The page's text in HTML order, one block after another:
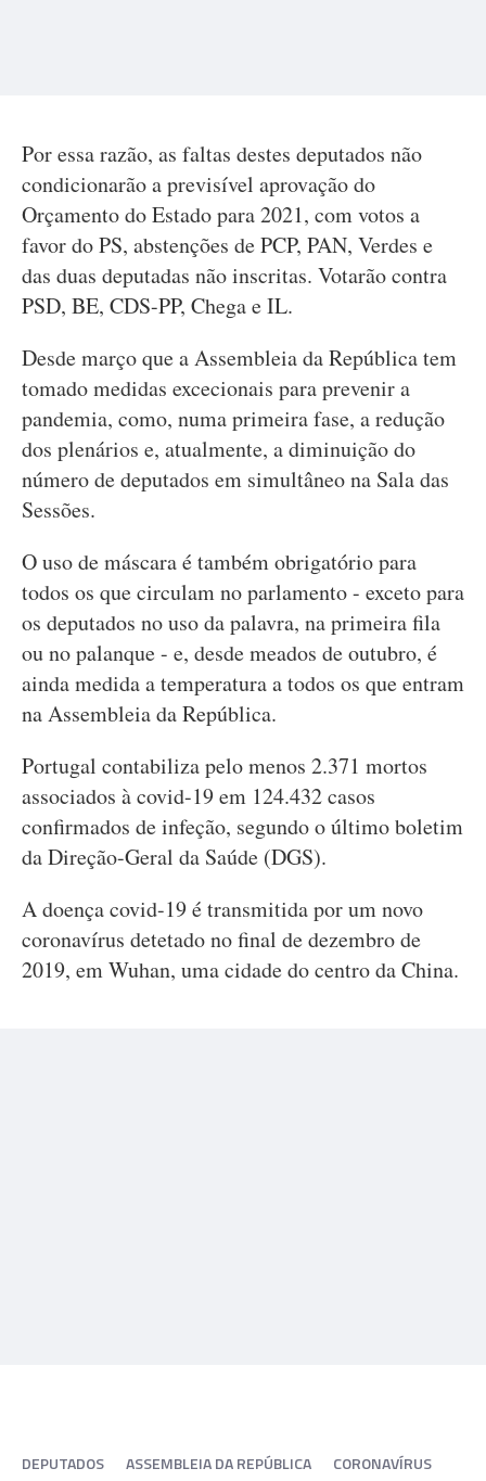
Por essa razão, as faltas destes deputados não
condicionarão a previsível aprovação do
Orçamento do Estado para 2021, com votos a
favor do PS, abstenções de PCP, PAN, Verdes e
das duas deputadas não inscritas. Votarão contra
PSD, BE, CDS-PP, Chega e IL.
Desde março que a Assembleia da República tem
tomado medidas excecionais para prevenir a
pandemia, como, numa primeira fase, a redução
dos plenários e, atualmente, a diminuição do
número de deputados em simultâneo na Sala das
Sessões.
O uso de máscara é também obrigatório para
todos os que circulam no parlamento - exceto para
os deputados no uso da palavra, na primeira fila
ou no palanque - e, desde meados de outubro, é
ainda medida a temperatura a todos os que entram
na Assembleia da República.
Portugal contabiliza pelo menos 2.371 mortos
associados à covid-19 em 124.432 casos
confirmados de infeção, segundo o último boletim
da Direção-Geral da Saúde (DGS).
A doença covid-19 é transmitida por um novo
coronavírus detetado no final de dezembro de
2019, em Wuhan, uma cidade do centro da China.
DEPUTADOS ASSEMBLEIA DA REPÚBLICA CORONAVÍRUS